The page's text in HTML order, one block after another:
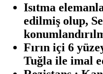
Isıtma
edilmiş olup,
Fırın içi 6
Tuğla ile imal